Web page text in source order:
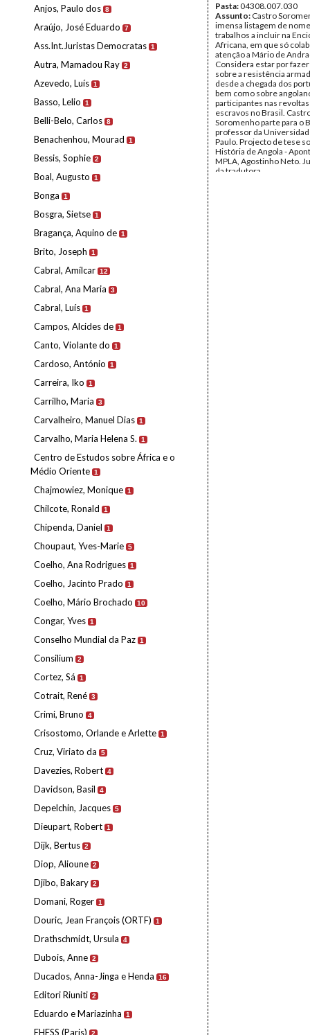
Anjos, Paulo dos 8
Araújo, José Eduardo 7
Ass.Int.Juristas Democratas 1
Autra, Mamadou Ray 2
Azevedo, Luís 1
Basso, Lelio 1
Belli-Belo, Carlos 8
Benachenhou, Mourad 1
Bessis, Sophie 2
Boal, Augusto 1
Bonga 1
Bosgra, Sietse 1
Bragança, Aquino de 1
Brito, Joseph 1
Cabral, Amílcar 12
Cabral, Ana Maria 3
Cabral, Luís 1
Campos, Alcides de 1
Canto, Violante do 1
Cardoso, António 1
Carreira, Iko 1
Carrilho, Maria 3
Carvalheiro, Manuel Dias 1
Carvalho, Maria Helena S. 1
Centro de Estudos sobre África e o
Médio Oriente 1
Chajmowiez, Monique 1
Chilcote, Ronald 1
Chipenda, Daniel 1
Choupaut, Yves-Marie 5
Coelho, Ana Rodrigues 1
Coelho, Jacinto Prado 1
Coelho, Mário Brochado 10
Congar, Yves 1
Conselho Mundial da Paz 1
Consilium 2
Cortez, Sá 1
Cotrait, René 3
Crimi, Bruno 4
Crisostomo, Orlande e Arlette 1
Cruz, Viriato da 5
Davezies, Robert 4
Davidson, Basil 4
Depelchin, Jacques 5
Dieupart, Robert 1
Dijk, Bertus 2
Diop, Alioune 2
Djibo, Bakary 2
Domani, Roger 1
Douric, Jean François (ORTF) 1
Drathschmidt, Ursula 4
Dubois, Anne 2
Ducados, Anna-Jinga e Henda 16
Editori Riuniti 2
Eduardo e Mariazinha 1
EHESS (Paris) 2
Pasta:04308.007.030
Assunto: Castro
imensa listagem de
trabalhos a incluir na
Africana, em que só
atenção a Mário de
Considera estar por
sobre a resistência
desde a chegada dos
bem como sobre
participantes nas
escravos no Brasil.
Soromenho parte para o
professor da
Paulo. Projecto de tese
História de Angola -
MPLA, Agostinho Neto.
da tradutora.